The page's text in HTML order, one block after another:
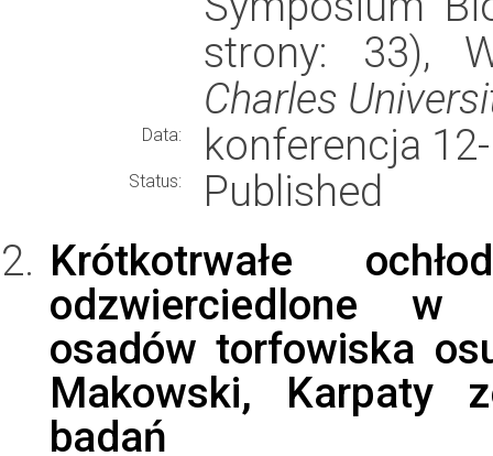
strony: 33),
Charles
Data: konferencja
Status:
Published
Krótkotrwałe
odzwierciedlone w
osadów torfowiska
Makowski, Karpaty
badań